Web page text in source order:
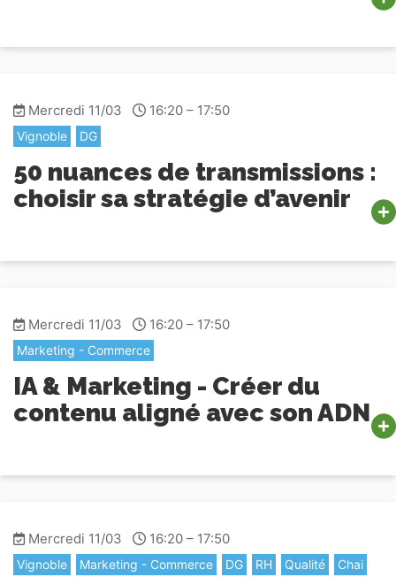
Mercredi 11/03 16:20 – 17:50
Vignoble DG
50 nuances de transmissions :
choisir sa stratégie d’avenir
Mercredi 11/03 16:20 – 17:50
Marketing - Commerce
IA & Marketing - Créer du
contenu aligné avec son ADN
Mercredi 11/03 16:20 – 17:50
Vignoble Marketing - Commerce DG RH Qualité Chai